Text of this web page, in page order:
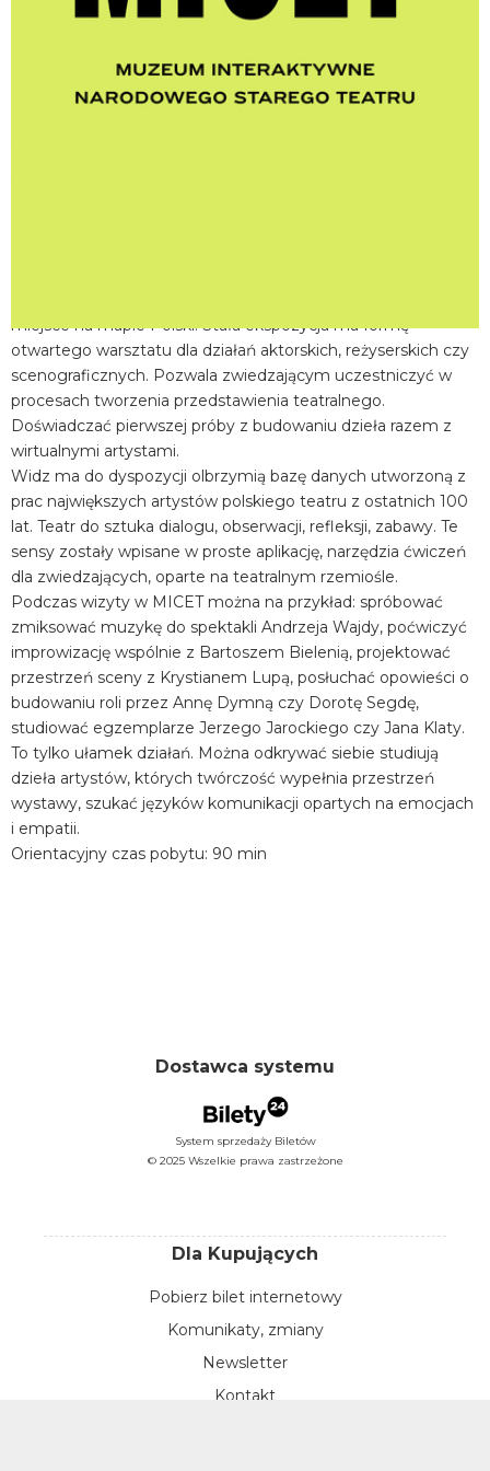
Kraków
data i godzina:
10.07.2026, g. 13:15
miejsce na mapie Polski. Stała ekspozycja ma formę
otwartego warsztatu dla działań aktorskich, reżyserskich czy
scenograficznych. Pozwala zwiedzającym uczestniczyć w
procesach tworzenia przedstawienia teatralnego.
Doświadczać pierwszej próby z budowaniu dzieła razem z
wirtualnymi artystami.
Widz ma do dyspozycji olbrzymią bazę danych utworzoną z
prac największych artystów polskiego teatru z ostatnich 100
lat. Teatr do sztuka dialogu, obserwacji, refleksji, zabawy. Te
sensy zostały wpisane w proste aplikację, narzędzia ćwiczeń
dla zwiedzających, oparte na teatralnym rzemiośle.
Podczas wizyty w MICET można na przykład: spróbować
zmiksować muzykę do spektakli Andrzeja Wajdy, poćwiczyć
improwizację wspólnie z Bartoszem Bielenią, projektować
przestrzeń sceny z Krystianem Lupą, posłuchać opowieści o
budowaniu roli przez Annę Dymną czy Dorotę Segdę,
studiować egzemplarze Jerzego Jarockiego czy Jana Klaty.
To tylko ułamek działań. Można odkrywać siebie studiują
dzieła artystów, których twórczość wypełnia przestrzeń
wystawy, szukać języków komunikacji opartych na emocjach
i empatii.
Orientacyjny czas pobytu: 90 min
Dostawca systemu
System sprzedaży Biletów
© 2025 Wszelkie prawa zastrzeżone
Dla Kupujących
Pobierz bilet internetowy
Komunikaty, zmiany
Newsletter
Kontakt